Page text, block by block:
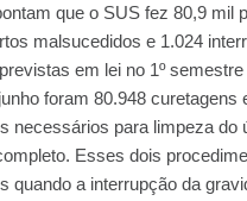
que o SUS fez 80,9 mil
malsucedidos e 1.024
em lei no 1º
foram 80.948 curetagens
necessários para limpeza do
Esses dois
quando a interrupção da